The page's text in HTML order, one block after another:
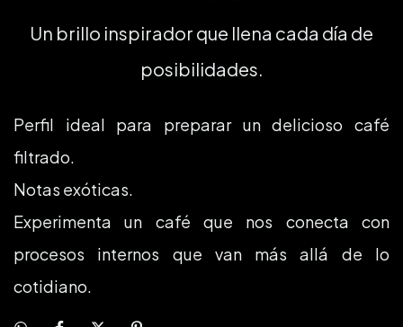
Un brillo inspirador que llena cada día de
posibilidades.
Perfil ideal para preparar un delicioso café
filtrado.
Notas exóticas.
Experimenta un café que nos conecta con
procesos internos que van más allá de lo
cotidiano.